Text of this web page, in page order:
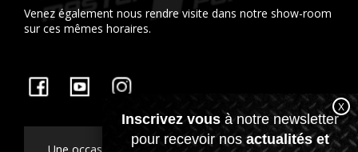
Venez également nous rendre visite dans notre show-room
sur ces mêmes horaires.
Facebook YouTube